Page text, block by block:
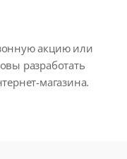
акцию или
разработать
магазина.